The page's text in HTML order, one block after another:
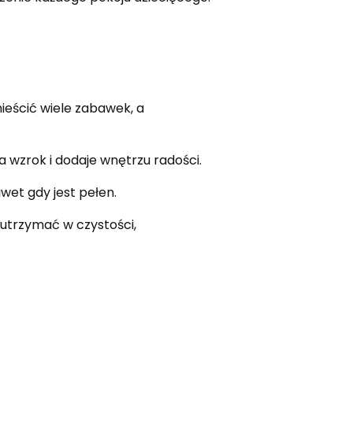
wiele zabawek, a
i dodaje wnętrzu radości.
gdy jest pełen.
w czystości,